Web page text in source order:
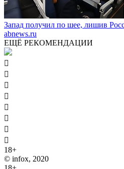
Запад получил по шее, лишив
abnews.ru
ЕЩЁ РЕКОМЕНДАЦИИ








18+
© infox, 2020